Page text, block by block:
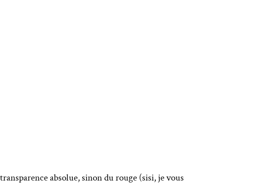
absolue, sinon du rouge (sisi, je vous